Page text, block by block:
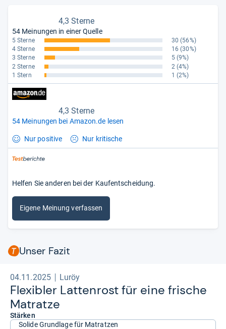
4,3 Sterne
54 Meinungen in einer Quelle
5 Sterne 30 (56%)
4 Sterne
16 (30%)
3 Sterne
5 (9%)
2 Sterne
2 (4%)
1 Stern
1 (2%)
4,3 Sterne
54 Meinungen bei Amazon.de lesen
Nur positive Nur kritische
Helfen Sie anderen bei der Kaufentscheidung.
Eigene Meinung verfassen
Unser Fazit
04.11.2025 Luröy
Fle­xibler Lat­ten­rost für eine fri­sche
Matratze
Stärken
Solide Grundlage für Matratzen